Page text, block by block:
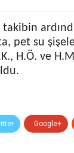
pet su
H.Ö. ve
Google+